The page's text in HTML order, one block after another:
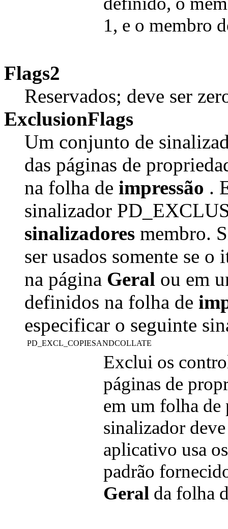
1, e o membro
Flags2
Reservados; deve ser
ExclusionFlags
Um conjunto de
das páginas de
na folha de impressão .
sinalizador
sinalizadores membro.
ser usados somente se
na página Geral ou em
definidos na folha de
especificar o seguinte
PD_EXCL_COPIESANDCOLLATE
Exclui os
páginas de
em um folha
sinalizador
aplicativo usa
padrão
Geral da folha